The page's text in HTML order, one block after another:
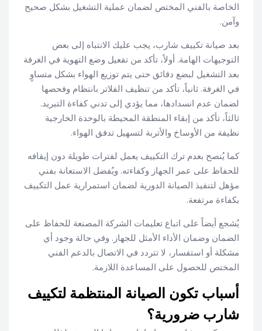
الخاصة بالفني المختص لضمان عملية التشغيل بشكل صحيح
وآمن.
بعد صيانة تكييف شارب، يجب عليك الانتباه إلى بعض
التوجيهات الهامة. أولاً، تأكد من تفعيل وضع التهوية في الغرفة
بعد التشغيل لبضع دقائق حتى يتم توزيع الهواء بشكل متساوٍ
في الغرفة. ثانياً، تأكد من تنظيف الفلاتر بانتظام وفحصها
لضمان عدم انسدادها، مما يؤدي إلى تدني كفاءة التبريد.
ثالثاً، تأكد من إبقاء المنطقة المحيطة بالوحدة الخارجية
نظيفة من الأوساخ والأتربة لتسهيل تدفق الهواء.
كما يُنصح بعدم ترك التكييف يعمل لفترات طويلة دون إيقافه
للحفاظ على عمر الجهاز وكفاءته. ويُفضل الاستعانة بفني
مؤهل لتنفيذ الصيانة الدورية لضمان استمرارية عمل التكييف
بكفاءة مرتفعة.
يُشجع أيضاً على اتباع تعليمات الشركة المصنعة للحفاظ على
الضمان وضمان الأداء الأمثل للجهاز. وفي حالة وجود أي
مشكلة أو استفسار، لا تتردد في الاتصال بالدعم الفني
المختص للحصول على المساعدة اللازمة.
أسباب تكون الصيانة المنتظمة لتكييف
شارب ضرورية؟